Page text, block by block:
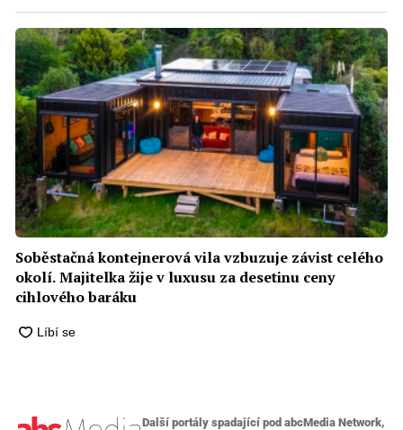
Soběstačná kontejnerová vila vzbuzuje závist celého
okolí. Majitelka žije v luxusu za desetinu ceny
cihlového baráku
Další portály spadající pod abcMedia Network,